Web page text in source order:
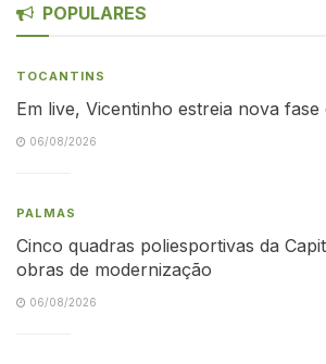
POPULARES
TOCANTINS
Em live, Vicentinho estreia nova fase
06/08/2026
PALMAS
Cinco quadras poliesportivas da
obras de modernização
06/08/2026